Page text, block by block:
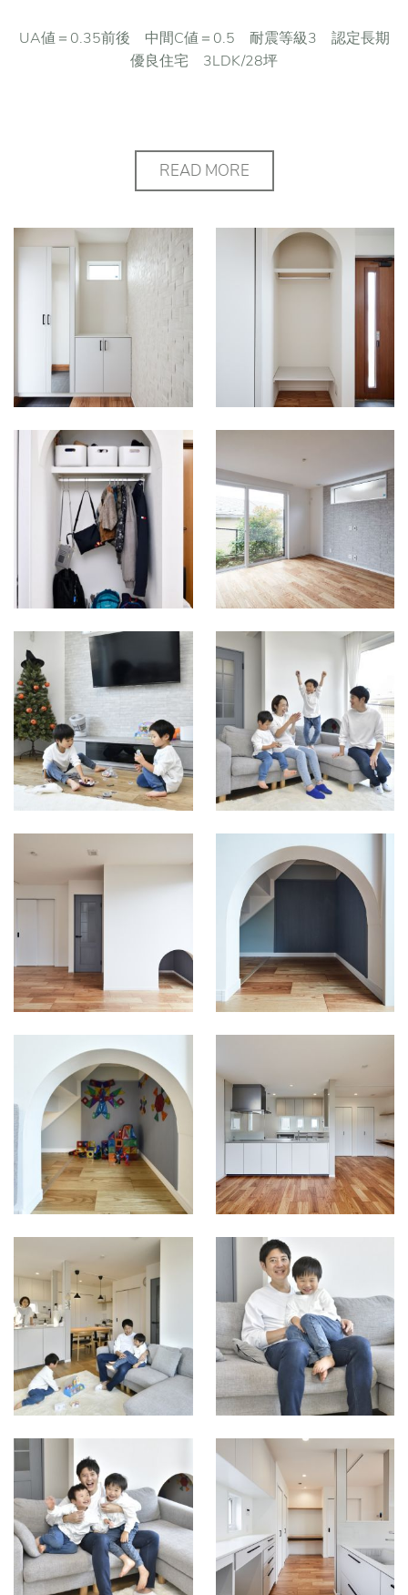
UA値＝0.35前後 中間C値＝0.5 耐震等級3 認定長期
優良住宅 3LDK/28坪
READ MORE
収納 お引っ
お引っ越し後の玄
関収納 使い勝
手がとても良いそ
うです！
お引っ越し前の
お引っ越し後の
LDKは家族の笑顔
があふれていま
す！
お引っ越し前の階
段下収納 中の壁
にはマグネットボ
います
お引っ越し後の階
段下収納は お子
様の楽しいスペー
スに なっていま
す！
お引っ越し前でま
だ何も物の入って
いなしLDK
お引渡し後のLDK
はとてもあたたか
い場所となってい
ます！